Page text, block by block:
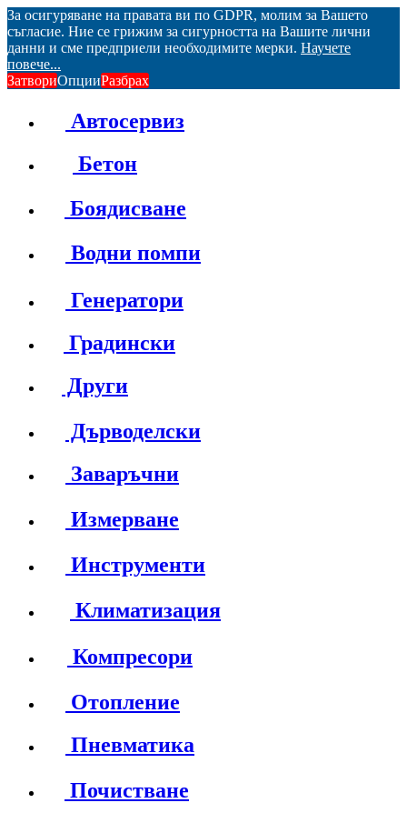
За осигуряване на правата ви по GDPR, молим за Вашето
съгласие. Ние се грижим за сигурността на Вашите лични
данни и сме предприели необходимите мерки. Научете
повече...
ЗатвориОпцииРазбрах
Автосервиз
Бетон
Боядисване
Водни помпи
Генератори
Градински
Други
Дърводелски
Заваръчни
Измерване
Инструменти
Климатизация
Компресори
Отопление
Пневматика
Почистване